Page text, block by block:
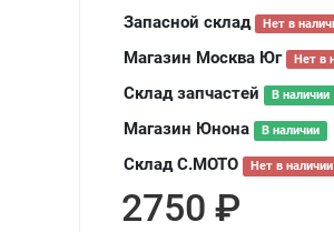
Запасной склад Нет в
Магазин Москва Юг Нет в
Склад запчастей В наличии
Магазин Юнона В наличии
Склад С.МОТО Нет в наличии
2750 ₽